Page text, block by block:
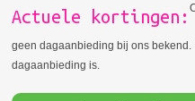
Actuele kortingen:
geen dagaanbieding bij ons
dagaanbieding is.